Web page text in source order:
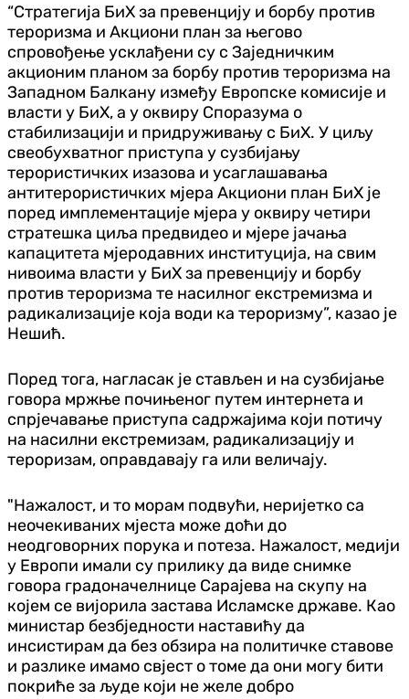
“Стратегија БиХ за превенцију и борбу против
тероризма и Акциони план за његово
спровођење усклађени су с Заједничким
акционим планом за борбу против тероризма на
Западном Балкану између Европске комисије и
власти у БиХ, а у оквиру Споразума о
стабилизацији и придруживању с БиХ. У циљу
свеобухватног приступа у сузбијању
терористичких изазова и усаглашавања
антитерористичких мјера Акциони план БиХ је
поред имплементације мјера у оквиру четири
стратешка циља предвидео и мјере јачања
капацитета мјеродавних институција, на свим
нивоима власти у БиХза превенцију и борбу
против тероризма те насилног екстремизма и
радикализације која води ка тероризму”, казао је
Нешић.
Поред тога, нагласак је стављен и на сузбијање
говора мржње почињеног путем интернета и
спрјечавање приступа садржајима који потичу
на насилни екстремизам, радикализацију и
тероризам, оправдавају га или величају.
"Нажалост, и то морам подвући, неријетко са
неочекиваних мјеста може доћи до
неодговорних порука и потеза. Нажалост, медији
у Европи имали су прилику да виде снимке
говора градоначелнице Сарајева на скупу на
којем се вијорила застава Исламске државе. Као
министар безбједности наставићу да
инсистирам да без обзира на политичке ставове
и разлике имамо свјест о томе да они могу бити
покриће за људе који не желе добро